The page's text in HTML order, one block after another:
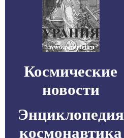
Космические
новости
Энциклопедия
космонавтика